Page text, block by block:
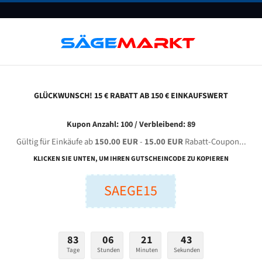
FAQ GUTSCHEINE BLOG KONTAKT
MEBAeco 335 GA für 4400 mm Bi-Metall
Breite (mm):
GLÜCKWUNSCH! 15 € RABATT AB 150 € EINKAUFSWERT
Kupon Anzahl: 100 / Verbleibend: 89
Gültig für Einkäufe ab150.00 EUR- 15.00 EURRabatt-Coupon...
KLICKEN SIE UNTEN, UM IHREN GUTSCHEINCODE ZU KOPIEREN
SAEGE15
83
Tage
06
Stunden
21
Minuten
42
Sekunden